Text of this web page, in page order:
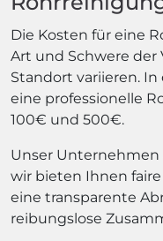
Die Kosten für eine
Art und Schwere der
Standort variieren.
eine professionelle
100€ und 500€.
Unser
wir bieten Ihnen
eine transparente
reibungslose